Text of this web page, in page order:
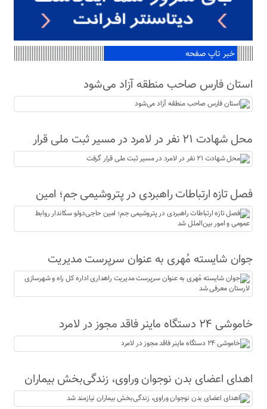
خبر تاپ صفحه
استان فارس صاحب منطقه آزاد می‌شود
محل شهادت ۲۱ نفر در لامرد در مسیر ثبت ملی قرار
گرفت
فصل تازه ارتباطات راهبردی در پتروشیمی جم؛ امین
حاجی‌دولو سکاندار روابط عمومی و امور بین‌الملل شد
جوان شایسته مُهری به عنوان سرپرست مدیریت
راهداری اداره کل راه و شهرسازی لارستان معرفی شد
خاموشی ۲۴ دستگاه ماینر فاقد مجوز در لامرد
اهدای اعضای بدن نوجوان وراوی، زندگی‌بخش بیماران
نیازمند شد